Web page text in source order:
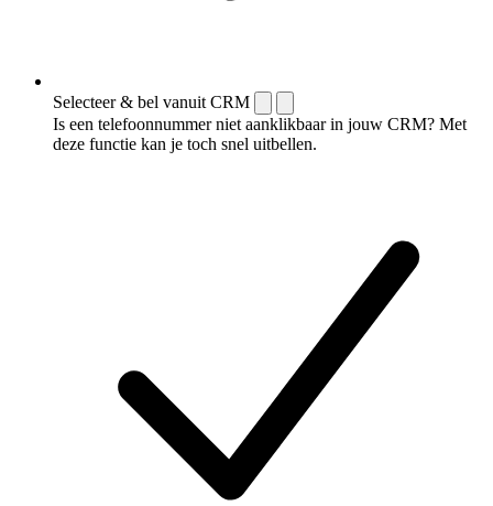
Selecteer & bel vanuit CRM
Is een telefoonnummer niet aanklikbaar in jouw CRM? Met
deze functie kan je toch snel uitbellen.